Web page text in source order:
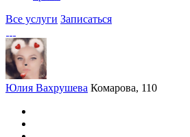
Все услуги Записаться
Юлия Вахрушева Комарова, 110